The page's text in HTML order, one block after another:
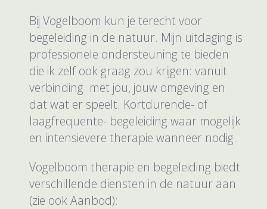
Bij Vogelboom kun je terecht voor
begeleiding in de natuur. Mijn uitdaging is
professionele ondersteuning te bieden
die ik zelf ook graag zou krijgen: vanuit
verbinding met jou, jouw omgeving en
dat wat er speelt. Kortdurende- of
laagfrequente- begeleiding waar mogelijk
en intensievere therapie wanneer nodig.
Vogelboom therapie en begeleiding biedt
verschillende diensten in de natuur aan
(zie ook Aanbod):